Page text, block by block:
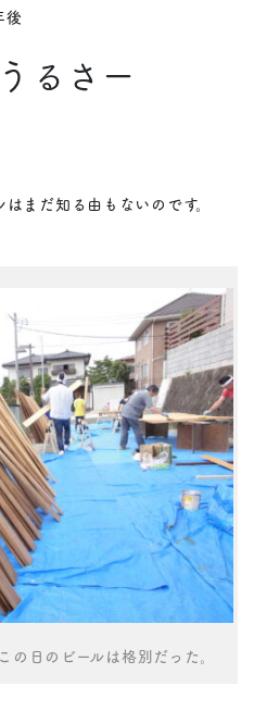
後
るさー
まだ知る由もないのです。
日のビールは格別だった。